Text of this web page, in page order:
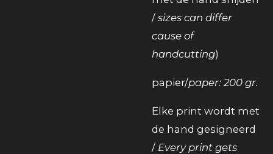
/ sizes can differ
cause of
handcutting)
papier/paper: 200 gr.
Elke print wordt met
de hand gesigneerd
/ Every print gets